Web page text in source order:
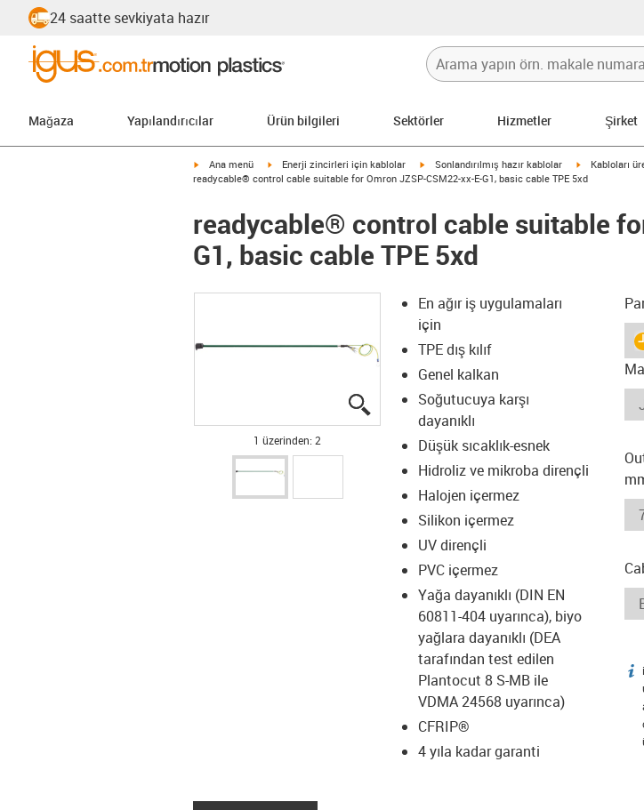
24 saatte sevkiyata hazır
Mağaza Yapılandırıcılar Ürün bilgileri Sektörler Hizmetler Şirket
igus-icon-arrow-right
Ana menü igus-icon-arrow-right
Enerji zincirleri için kablolar igus-icon-arrow-right
Sonlandırılmış hazır kablolar igus-icon-
Kabloları
readycable® control cable suitable for Omron JZSP-CSM22-xx-E-G1, basic cable TPE 5xd
readycable® control cable suitable
G1, basic cable TPE 5xd
igus-icon-lupe
igus-icon-lupe
1 üzerinden: 2
En ağır iş uygulamaları
için
TPE dış kılıf
Genel kalkan
Soğutucuya karşı
dayanıklı
Düşük sıcaklık-esnek
Hidroliz ve mikroba dirençli
Halojen içermez
Silikon içermez
UV dirençli
PVC içermez
Yağa dayanıklı (DIN EN
60811-404 uyarınca), biyo
yağlara dayanıklı (DEA
tarafından test edilen
Plantocut 8 S-MB ile
VDMA 24568 uyarınca)
CFRIP®
4 yıla kadar garanti